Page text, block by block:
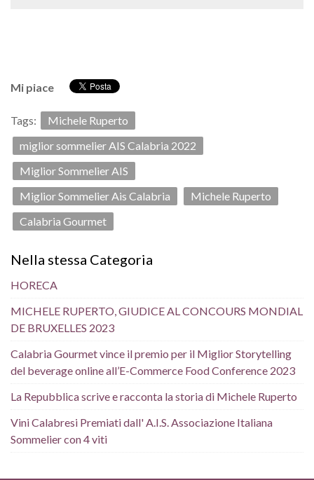
Mi piace
Tags:
Michele Ruperto
miglior sommelier AIS Calabria 2022
Miglior Sommelier AIS
Miglior Sommelier Ais Calabria
Michele Ruperto
Calabria Gourmet
Nella stessa Categoria
HORECA
MICHELE RUPERTO, GIUDICE AL CONCOURS MONDIAL
DE BRUXELLES 2023
Calabria Gourmet vince il premio per il Miglior Storytelling
del beverage online all’E-Commerce Food Conference 2023
La Repubblica scrive e racconta la storia di Michele Ruperto
Vini Calabresi Premiati dall' A.I.S. Associazione Italiana
Sommelier con 4 viti